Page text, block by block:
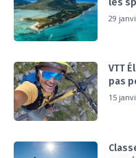
29
VTT
pas
15